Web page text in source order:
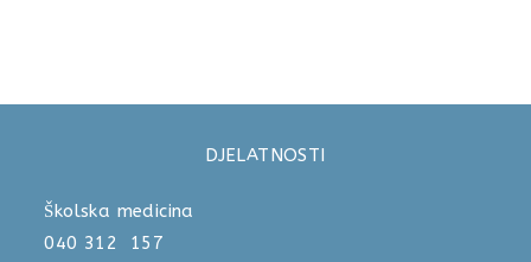
DJELATNOSTI
Školska medicina
040 312 157